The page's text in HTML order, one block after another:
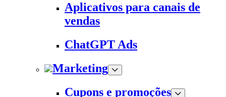
Aplicativos para canais de
vendas
ChatGPT Ads
Marketing
Cupons e promoções